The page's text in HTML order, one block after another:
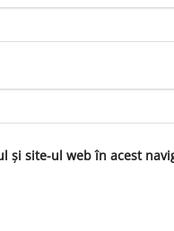
și site-ul web în acest